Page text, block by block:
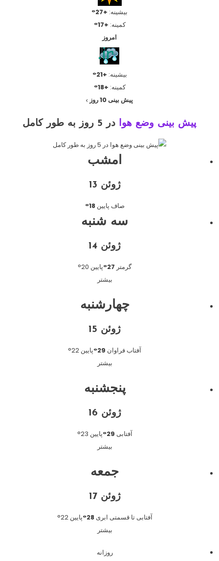
بیشینه: +27°
کمینه: +17°
امروز
بیشینه: +21°
کمینه: +18°
پیش بینی 10 روز
پیش بینی وضع هوا در 5 روز به طور کامل
امشب
ژوئن 13
صاف پایین18°
سه شنبه
ژوئن 14
گرمتر 27° پایین 20°
بیشتر
چهارشنبه
ژوئن 15
آفتاب فراوان 29° پایین 22°
بیشتر
پنجشنبه
ژوئن 16
آفتابی 29° پایین 23°
بیشتر
جمعه
ژوئن 17
آفتابی تا قسمتی ابری28° پایین 22°
بیشتر
روزانه